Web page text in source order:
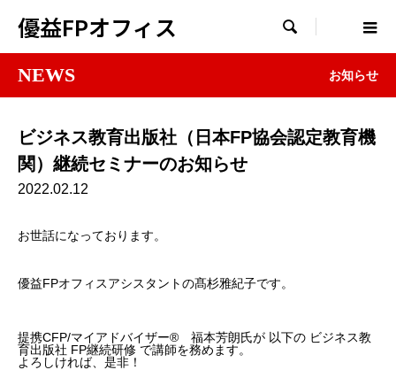
優益FPオフィス 
NEWS お知らせ
ビジネス教育出版社（日本FP協会認定教育機
関）継続セミナーのお知らせ
2022.02.12
お世話になっております。
優益FPオフィスアシスタントの髙杉雅紀子です。
提携CFP/マイアドバイザー® 福本芳朗氏が 以下の ビジネス教
育出版社 FP継続研修 で講師を務めます。
よろしければ、是非！